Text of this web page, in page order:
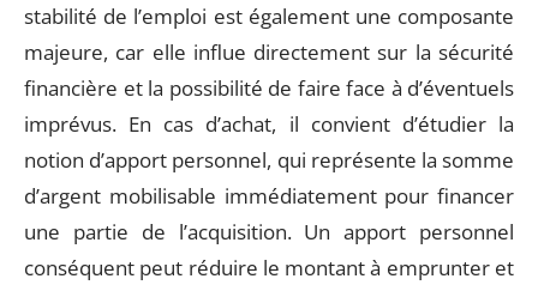
stabilité de l’emploi est également une composante
majeure, car elle influe directement sur la sécurité
financière et la possibilité de faire face à d’éventuels
imprévus. En cas d’achat, il convient d’étudier la
notion d’apport personnel, qui représente la somme
d’argent mobilisable immédiatement pour financer
une partie de l’acquisition. Un apport personnel
conséquent peut réduire le montant à emprunter et